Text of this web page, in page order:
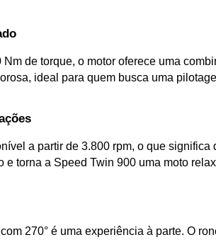
de torque, o motor oferece uma
ideal para quem busca uma
a partir de 3.800 rpm, o que
e torna a Speed Twin 900 uma moto
270° é uma experiência à parte. O